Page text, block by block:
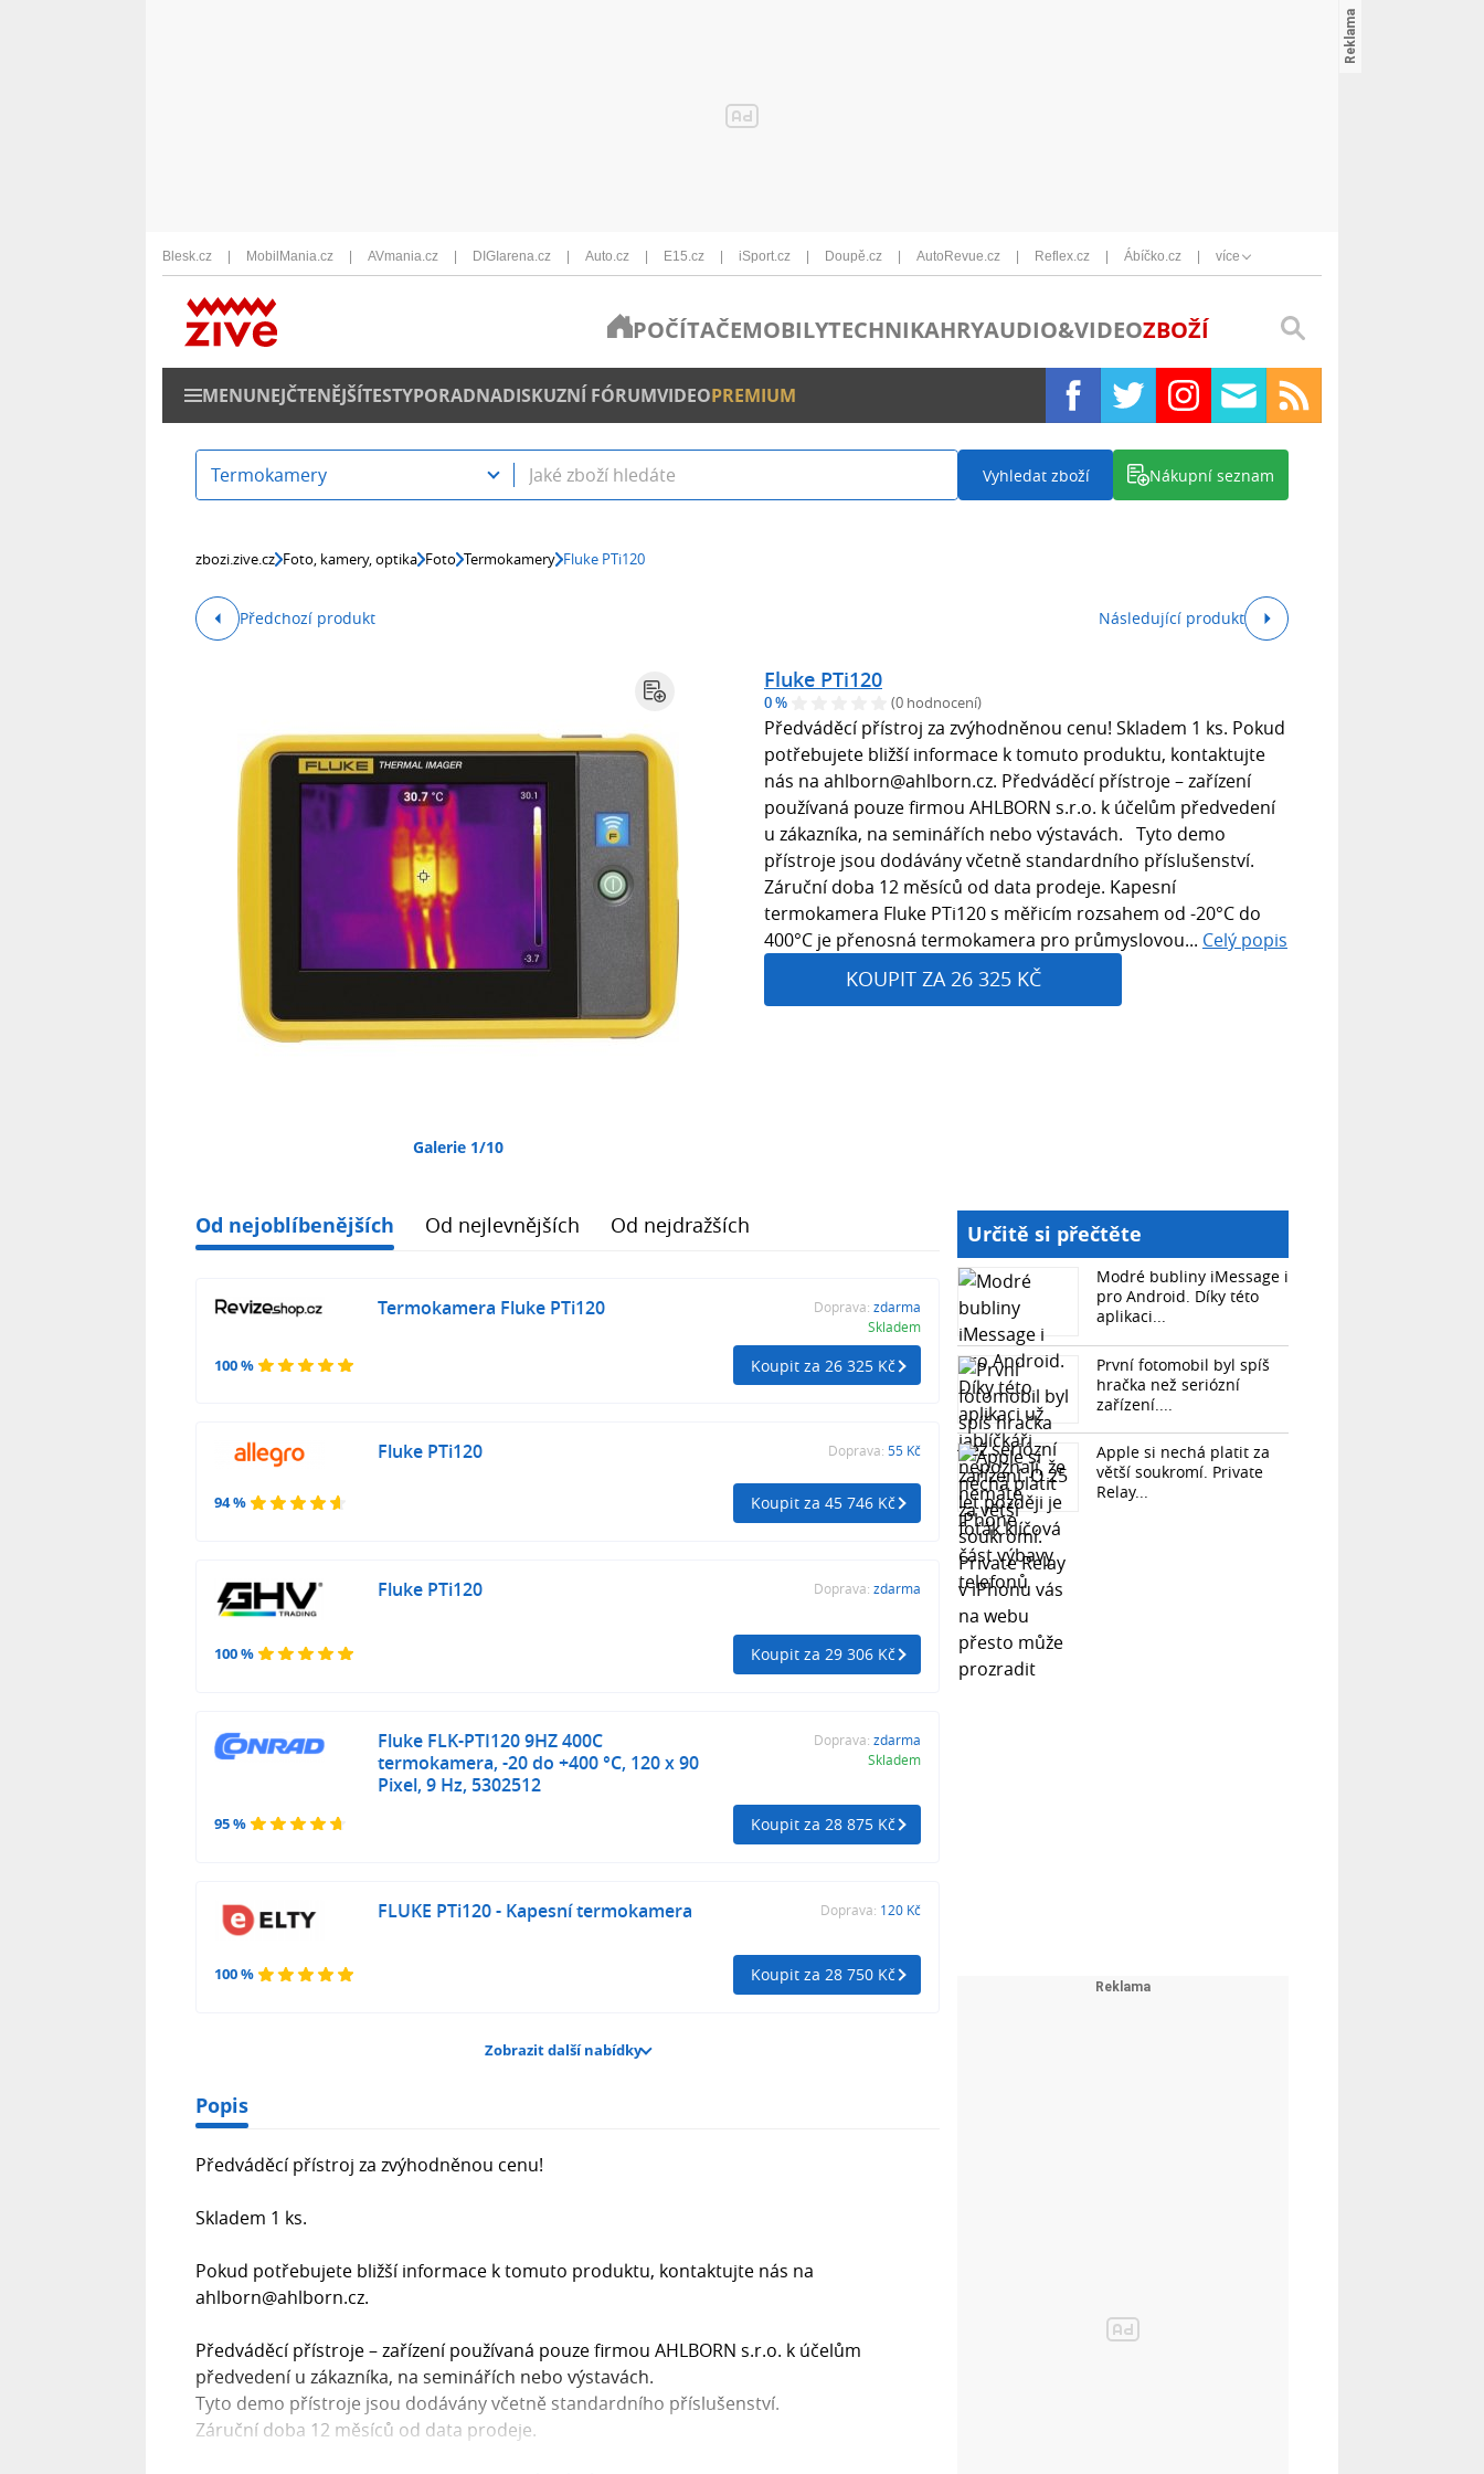
Blesk.cz MobilMania.cz AVmania.cz DIGIarena.cz Auto.cz E15.cz iSport.cz Doupě.cz AutoRevue.cz Reflex.cz Ábíčko.cz více
POČÍTAČEMOBILYTECHNIKAHRYAUDIO&VIDEOZBOŽÍ
MENUNEJČTENĚJŠÍTESTYPORADNADISKUZNÍ FÓRUMVIDEOPREMIUM
Termokamery Vyhledat zboží Nákupní seznam
zbozi.zive.cz Foto, kamery, optika Foto Termokamery Fluke PTi120
Předchozí produkt Následující produkt
Galerie 1/10
Fluke PTi120
0 % (0 hodnocení)
Předváděcí přístroj za zvýhodněnou cenu! Skladem 1 ks. Pokud
potřebujete bližší informace k tomuto produktu, kontaktujte
nás na ahlborn@ahlborn.cz. Předváděcí přístroje – zařízení
používaná pouze firmou AHLBORN s.r.o. k účelům předvedení
u zákazníka, na seminářích nebo výstavách. Tyto demo
přístroje jsou dodávány včetně standardního příslušenství.
Záruční doba 12 měsíců od data prodeje. Kapesní
termokamera Fluke PTi120 s měřicím rozsahem od -20°C do
400°C je přenosná termokamera pro průmyslovou... Celý popis
KOUPIT ZA 26 325 KČ
Od nejoblíbenějších Od nejlevnějších Od nejdražších
100 %
Termokamera Fluke PTi120 Doprava: zdarma
Skladem
Koupit za 26 325 Kč
94 %
Fluke PTi120 Doprava: 55 Kč
Koupit za 45 746 Kč
100 %
Fluke PTi120 Doprava: zdarma
Koupit za 29 306 Kč
95 %
Fluke FLK-PTI120 9HZ 400C
termokamera, -20 do +400 °C, 120 x 90
Pixel, 9 Hz, 5302512
Doprava: zdarma
Skladem
Koupit za 28 875 Kč
100 %
FLUKE PTi120 - Kapesní termokamera Doprava: 120 Kč
Koupit za 28 750 Kč
Zobrazit další nabídky
Popis
Předváděcí přístroj za zvýhodněnou cenu!
Skladem 1 ks.
Pokud potřebujete bližší informace k tomuto produktu, kontaktujte nás na
ahlborn@ahlborn.cz.
Předváděcí přístroje – zařízení používaná pouze firmou AHLBORN s.r.o. k účelům
předvedení u zákazníka, na seminářích nebo výstavách.
Tyto demo přístroje jsou dodávány včetně standardního příslušenství.
Záruční doba 12 měsíců od data prodeje.
Určitě si přečtěte
Modré bubliny iMessage i
pro Android. Díky této
aplikaci...
První fotomobil byl spíš
hračka než seriózní
zařízení....
Apple si nechá platit za
větší soukromí. Private
Relay...